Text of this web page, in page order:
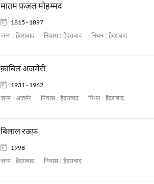
मातम फ़ज़ल मोहम्मद
1815 - 1897
जन्म : हैदराबाद निवास : हैदराबाद निधन : हैदराबाद
क़ाबिल अजमेरी
1931 - 1962
जन्म : अजमेर निवास : हैदराबाद निधन : हैदराबाद
बिलाल रऊफ़
1998
जन्म : हैदराबाद निवास : हैदराबाद